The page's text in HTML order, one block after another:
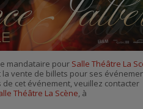
mandataire pour Salle Théâtre La
la vente de billets pour ses
cet événement, veuillez contacter
Théâtre La Scène, à